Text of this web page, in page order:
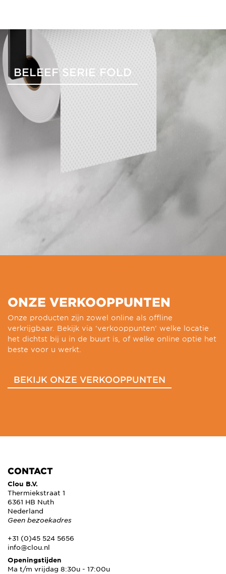
BELEEF SERIE FOLD
ONZE VERKOOPPUNTEN
Onze producten zijn zowel online als offline
verkrijgbaar. Bekijk via ‘verkooppunten’ welke locatie
het dichtst bij u in de buurt is, of welke online optie het
beste voor u werkt.
BEKIJK ONZE VERKOOPPUNTEN
CONTACT
Clou B.V.
Thermiekstraat 1
6361 HB Nuth
Nederland
Geen bezoekadres
+31 (0)45 524 5656
info@clou.nl
Openingstijden
Ma t/m vrijdag 8:30u - 17:00u